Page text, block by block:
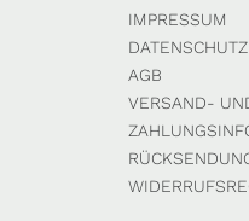
IMPRESSUM
AGB
VERSAND-